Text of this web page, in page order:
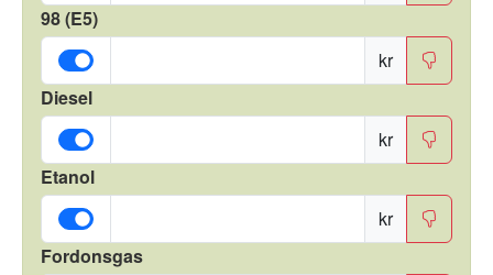
98 (E5)
kr
Diesel
kr
Etanol
kr
Fordonsgas